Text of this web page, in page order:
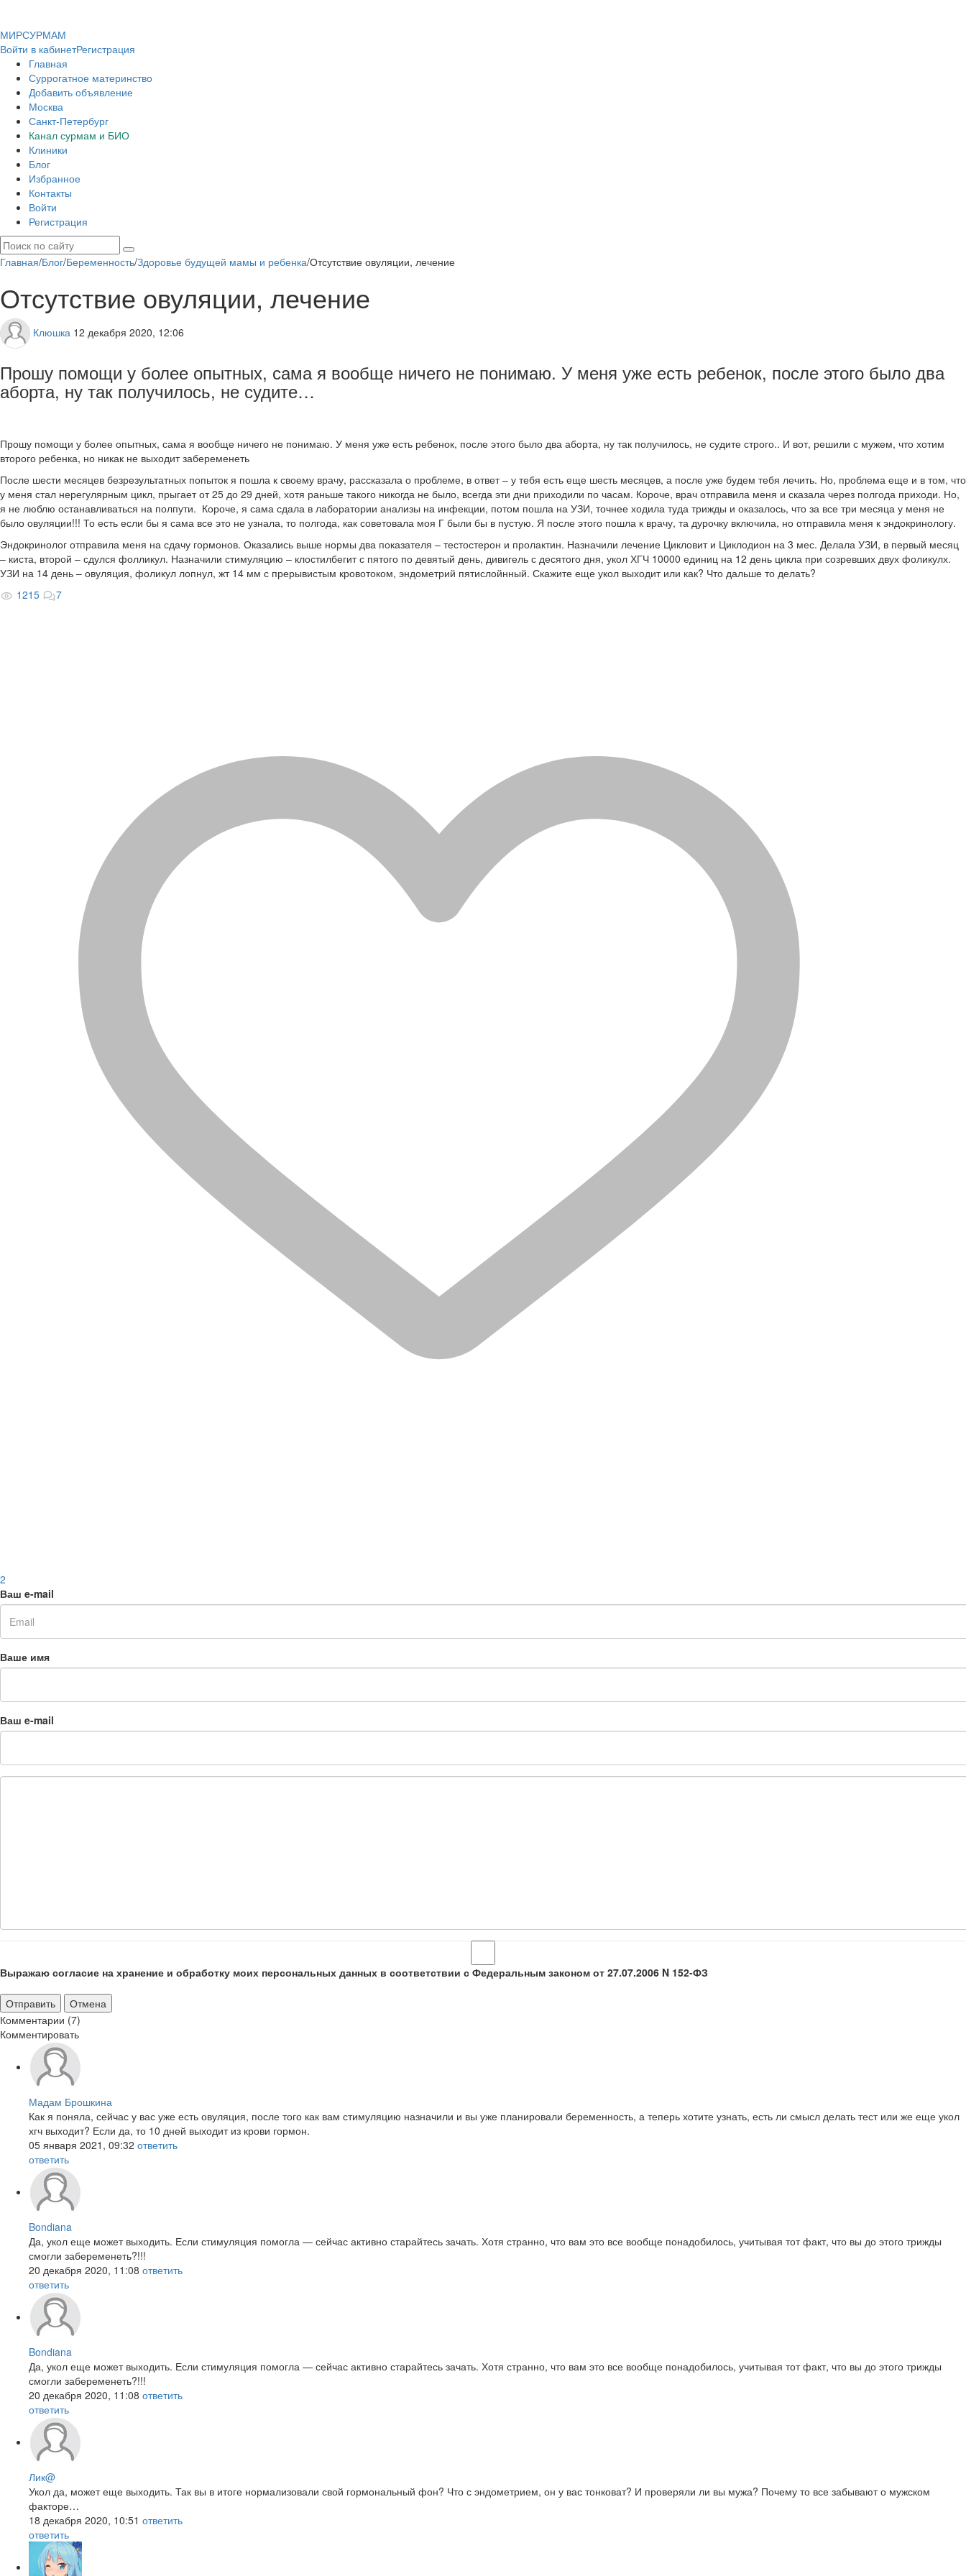
МИРСУРМАМ
Войти в кабинетРегистрация
Главная
Суррогатное материнство
Добавить объявление
Москва
Санкт-Петербург
Канал сурмам и БИО
Клиники
Блог
Избранное
Контакты
Войти
Регистрация
Главная/Блог/Беременность/Здоровье будущей мамы и ребенка/Отсутствие овуляции, лечение
Отсутствие овуляции, лечение
Клюшка 12 декабря 2020, 12:06
Прошу помощи у более опытных, сама я вообще ничего не понимаю. У меня уже есть ребенок, после этого было два
аборта, ну так получилось, не судите…
Прошу помощи у более опытных, сама я вообще ничего не понимаю. У меня уже есть ребенок, после этого было два аборта, ну так получилось, не судите строго.. И вот, решили с мужем, что хотим
второго ребенка, но никак не выходит забеременеть
После шести месяцев безрезультатных попыток я пошла к своему врачу, рассказала о проблеме, в ответ – у тебя есть еще шесть месяцев, а после уже будем тебя лечить. Но, проблема еще и в том, что
у меня стал нерегулярным цикл, прыгает от 25 до 29 дней, хотя раньше такого никогда не было, всегда эти дни приходили по часам. Короче, врач отправила меня и сказала через полгода приходи. Но,
я не люблю останавливаться на полпути. Короче, я сама сдала в лаборатории анализы на инфекции, потом пошла на УЗИ, точнее ходила туда трижды и оказалось, что за все три месяца у меня не
было овуляции!!! То есть если бы я сама все это не узнала, то полгода, как советовала моя Г были бы в пустую. Я после этого пошла к врачу, та дурочку включила, но отправила меня к эндокринологу.
Эндокринолог отправила меня на сдачу гормонов. Оказались выше нормы два показателя – тестостерон и пролактин. Назначили лечение Цикловит и Циклодион на 3 мес. Делала УЗИ, в первый месяц
– киста, второй – сдулся фолликул. Назначили стимуляцию – клостилбегит с пятого по девятый день, дивигель с десятого дня, укол ХГЧ 10000 единиц на 12 день цикла при созревших двух фоликулх.
УЗИ на 14 день – овуляция, фоликул лопнул, жт 14 мм с прерывистым кровотоком, эндометрий пятислойнный. Скажите еще укол выходит или как? Что дальше то делать?
1215
7
2
Ваш e-mail
Ваше имя
Ваш e-mail
Выражаю согласие на хранение и обработку моих персональных данных в соответствии с Федеральным законом от 27.07.2006 N 152-ФЗ
Отправить
Отмена
Комментарии (7)
Комментировать
Мадам Брошкина
Как я поняла, сейчас у вас уже есть овуляция, после того как вам стимуляцию назначили и вы уже планировали беременность, а теперь хотите узнать, есть ли смысл делать тест или же еще укол
хгч выходит? Если да, то 10 дней выходит из крови гормон.
05 января 2021, 09:32 ответить
ответить
Bondiana
Да, укол еще может выходить. Если стимуляция помогла — сейчас активно старайтесь зачать. Хотя странно, что вам это все вообще понадобилось, учитывая тот факт, что вы до этого трижды
смогли забеременеть?!!!
20 декабря 2020, 11:08 ответить
ответить
Bondiana
Да, укол еще может выходить. Если стимуляция помогла — сейчас активно старайтесь зачать. Хотя странно, что вам это все вообще понадобилось, учитывая тот факт, что вы до этого трижды
смогли забеременеть?!!!
20 декабря 2020, 11:08 ответить
ответить
Лик@
Укол да, может еще выходить. Так вы в итоге нормализовали свой гормональный фон? Что с эндометрием, он у вас тонковат? И проверяли ли вы мужа? Почему то все забывают о мужском
факторе…
18 декабря 2020, 10:51 ответить
ответить